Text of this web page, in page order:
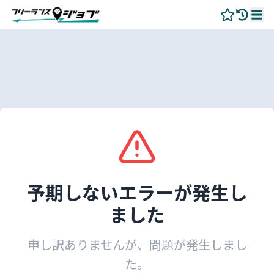
予期しないエラーが発生し
ました
申し訳ありませんが、問題が発生しまし
た。